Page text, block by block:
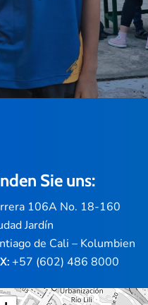
Sie uns:
106A No. 18-160
Jardín
de Cali – Kolumbien
+57 (602) 486 8000